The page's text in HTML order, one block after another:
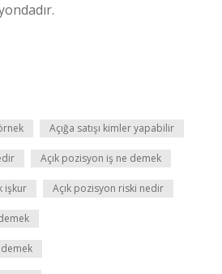
Açığa satışı kimler yapabilir
Açık pozisyon iş ne demek
işkur Açık pozisyon riski nedir